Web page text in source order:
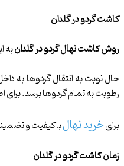
کاشت گردو در گلدان
روش کاشت نهال گردو در گلدانبه
حال نوبت به انتقال گردوها به
رطوبت به تمام گردوها برسد. برای
برایخرید نهالباکیفیت و
زمان کاشت گردو در گلدان